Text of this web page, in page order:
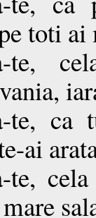
toti
te,
te, ca
ai
te,